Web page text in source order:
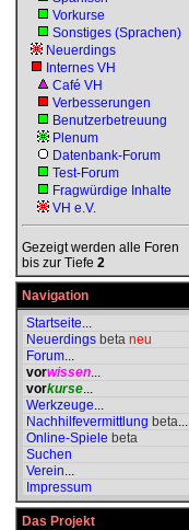
Vorkurse
Sonstiges (Sprachen)
Neuerdings
Internes VH
Café VH
Verbesserungen
Benutzerbetreuung
Plenum
Datenbank-Forum
Test-Forum
Fragwürdige Inhalte
VH e.V.
Gezeigt werden alle Foren
bis zur Tiefe 2
Navigation
Startseite...
Neuerdings beta neu
Forum...
vorwissen...
vorkurse...
Werkzeuge...
Nachhilfevermittlung beta...
Online-Spiele beta
Suchen
Verein...
Impressum
Das Projekt